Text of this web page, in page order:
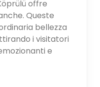
offre
Queste
bellezza
i visitatori
e